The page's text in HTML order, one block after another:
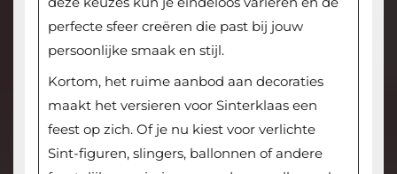
perfecte sfeer creëren die past bij jouw
persoonlijke smaak en stijl.
Kortom, het ruime aanbod aan decoraties
maakt het versieren voor Sinterklaas een
feest op zich. Of je nu kiest voor verlichte
Sint-figuren, slingers, ballonnen of andere